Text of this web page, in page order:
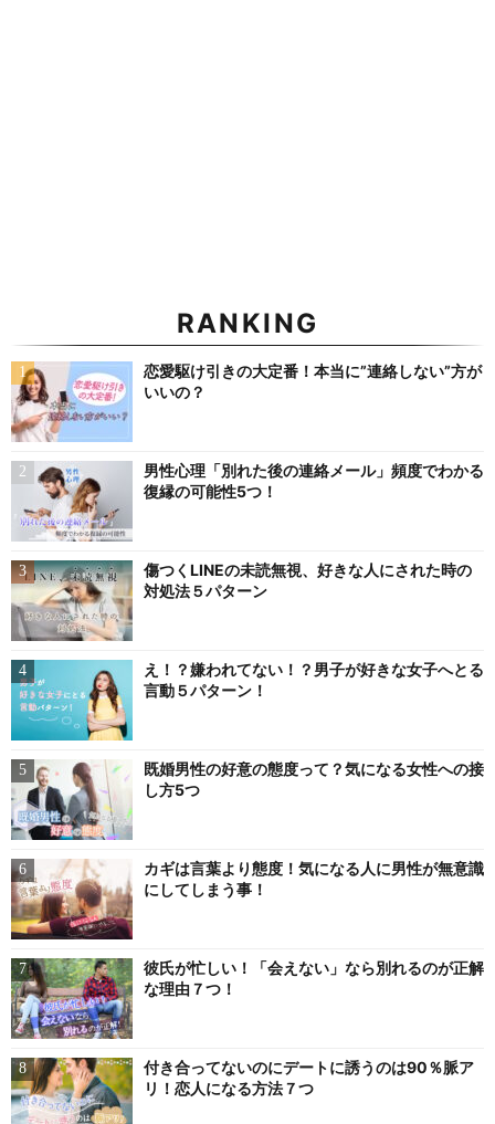
RANKING
恋愛駆け引きの大定番！本当に”連絡しない”方が
いいの？
男性心理「別れた後の連絡メール」頻度でわかる
復縁の可能性5つ！
傷つくLINEの未読無視、好きな人にされた時の
対処法５パターン
え！？嫌われてない！？男子が好きな女子へとる
言動５パターン！
既婚男性の好意の態度って？気になる女性への接
し方5つ
カギは言葉より態度！気になる人に男性が無意識
にしてしまう事！
彼氏が忙しい！「会えない」なら別れるのが正解
な理由７つ！
付き合ってないのにデートに誘うのは90％脈ア
リ！恋人になる方法７つ